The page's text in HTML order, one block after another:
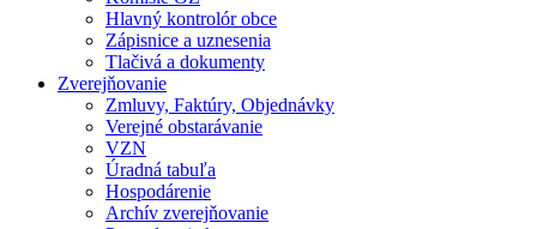
Hlavný kontrolór obce
Zápisnice a uznesenia
Tlačivá a dokumenty
Zverejňovanie
Zmluvy, Faktúry, Objednávky
Verejné obstarávanie
VZN
Úradná tabuľa
Hospodárenie
Archív zverejňovanie